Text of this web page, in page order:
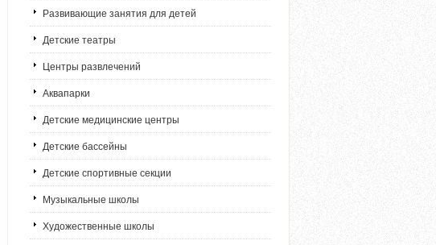
Развивающие занятия для детей
Детские театры
Центры развлечений
Аквапарки
Детские медицинские центры
Детские бассейны
Детские спортивные секции
Музыкальные школы
Художественные школы